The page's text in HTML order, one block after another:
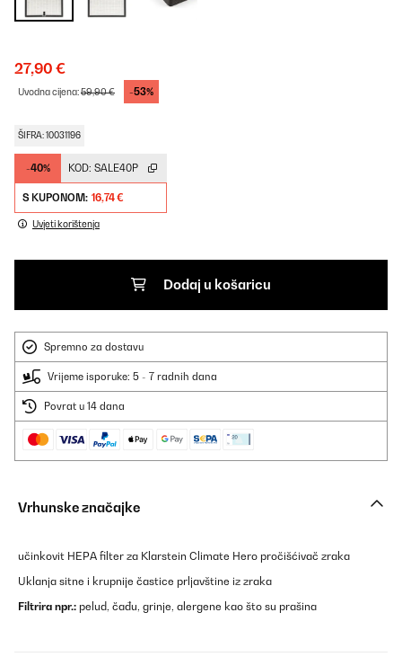
27,90 €
Uvodna cijena:59,90 € -53%
ŠIFRA: 10031196
-40% KOD: SALE40P
S KUPONOM: 16,74 €
Uvjeti korištenja
Dodaj u košaricu
Spremno za dostavu
Vrijeme isporuke: 5 - 7 radnih dana
Povrat u 14 dana
Vrhunske značajke
učinkovit HEPA filter za Klarstein Climate Hero pročišćivač zraka
Uklanja sitne i krupnije častice prljavštine iz zraka
Filtrira npr.: pelud, čađu, grinje, alergene kao što su prašina